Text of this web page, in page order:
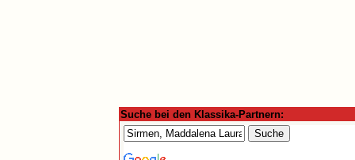
Suche bei den Klassika-Partnern: